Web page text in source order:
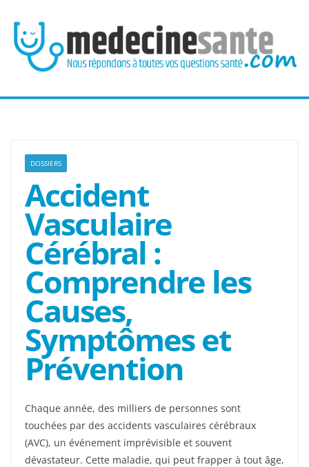
contenu
DOSSIERS
Accident
Vasculaire
Cérébral :
Comprendre les
Causes,
Symptômes et
Prévention
Chaque année, des milliers de personnes sont
touchées par des accidents vasculaires cérébraux
(AVC), un événement imprévisible et souvent
dévastateur. Cette maladie, qui peut frapper à tout âge,